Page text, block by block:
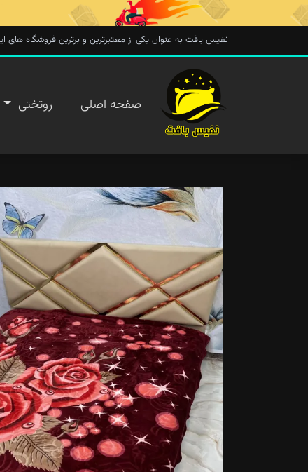
نفیس بافت به عنوان یکی از معتبرترین و برترین فروشگاه های
صفحه اصلی روتختی